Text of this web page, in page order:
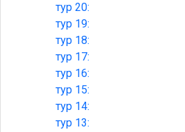
тур 20:
тур 19:
тур 18:
тур 17:
тур 16:
тур 15:
тур 14:
тур 13: